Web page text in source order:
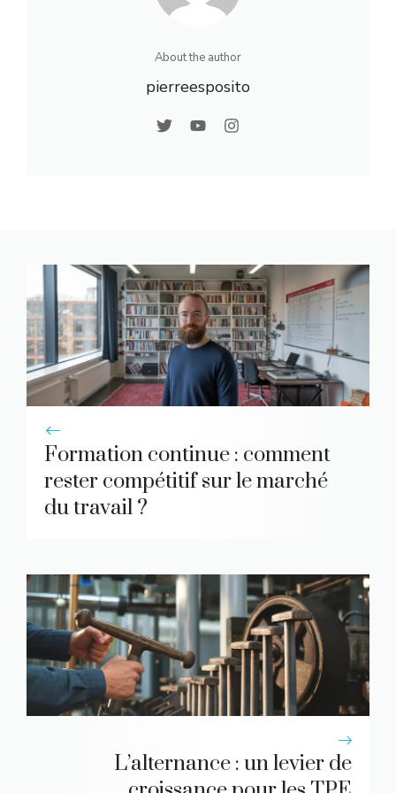
dispositi
fs
d’inserti
on des
About the author
pierreesposito
Formation continue : comment
rester compétitif sur le marché
du travail ?
L’alternance : un levier de